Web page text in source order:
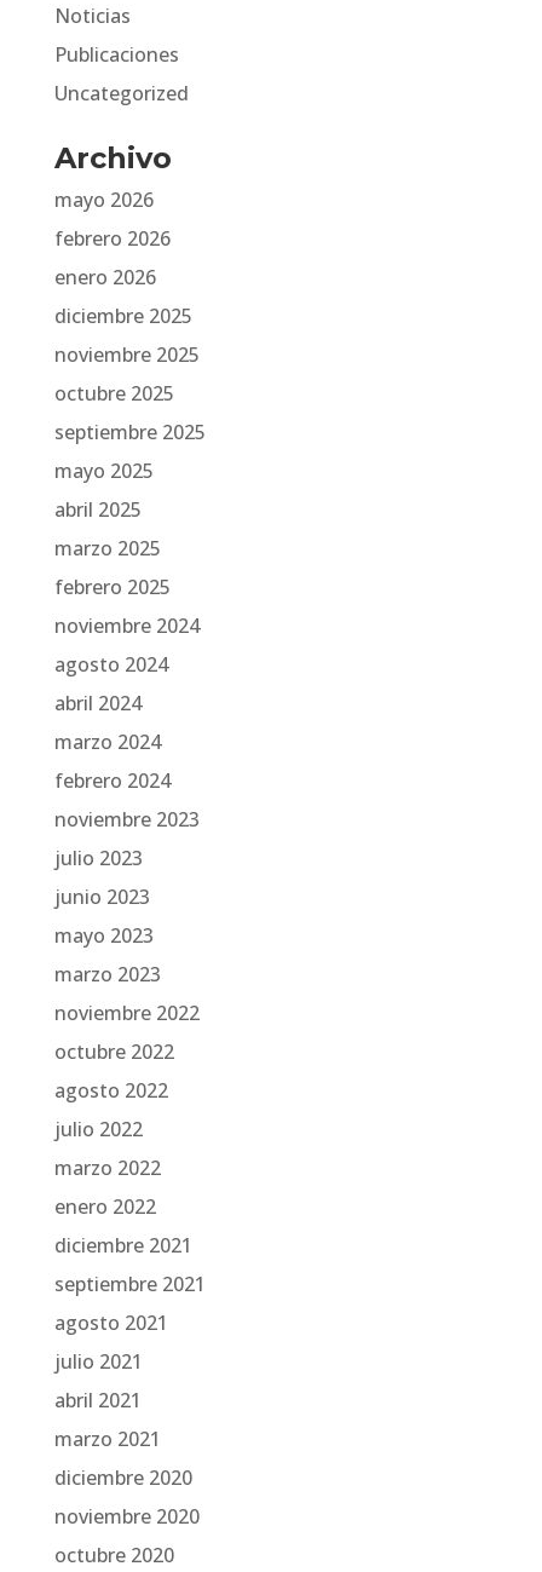
Noticias
Publicaciones
Uncategorized
Archivo
mayo 2026
febrero 2026
enero 2026
diciembre 2025
noviembre 2025
octubre 2025
septiembre 2025
mayo 2025
abril 2025
marzo 2025
febrero 2025
noviembre 2024
agosto 2024
abril 2024
marzo 2024
febrero 2024
noviembre 2023
julio 2023
junio 2023
mayo 2023
marzo 2023
noviembre 2022
octubre 2022
agosto 2022
julio 2022
marzo 2022
enero 2022
diciembre 2021
septiembre 2021
agosto 2021
julio 2021
abril 2021
marzo 2021
diciembre 2020
noviembre 2020
octubre 2020